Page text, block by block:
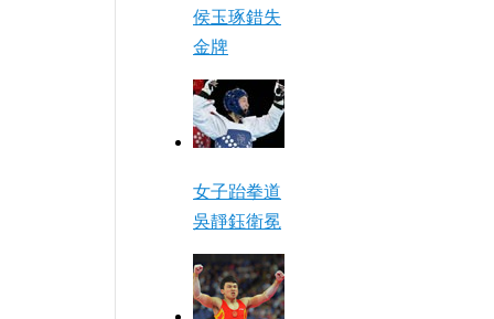
侯玉琢錯失
金牌
女子跆拳道
吳靜鈺衛冕